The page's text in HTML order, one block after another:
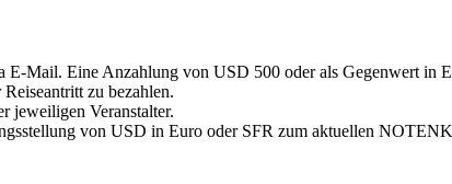
Mail. Eine Anzahlung von USD 500 oder als Gegenwert in
zu bezahlen.
jeweiligen Veranstalter.
von USD in Euro oder SFR zum aktuellen